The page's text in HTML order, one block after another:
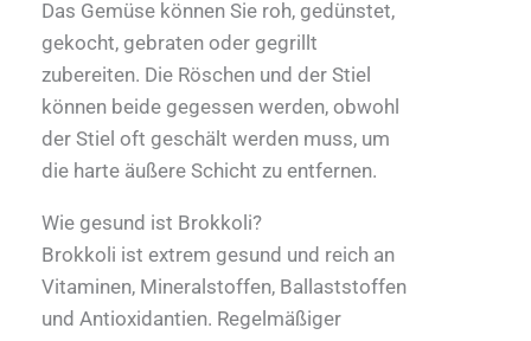
Das Gemüse können Sie roh, gedünstet,
gekocht, gebraten oder gegrillt
zubereiten. Die Röschen und der Stiel
können beide gegessen werden, obwohl
der Stiel oft geschält werden muss, um
die harte äußere Schicht zu entfernen.
Wie gesund ist Brokkoli?
Brokkoli ist extrem gesund und reich an
Vitaminen, Mineralstoffen, Ballaststoffen
und Antioxidantien. Regelmäßiger